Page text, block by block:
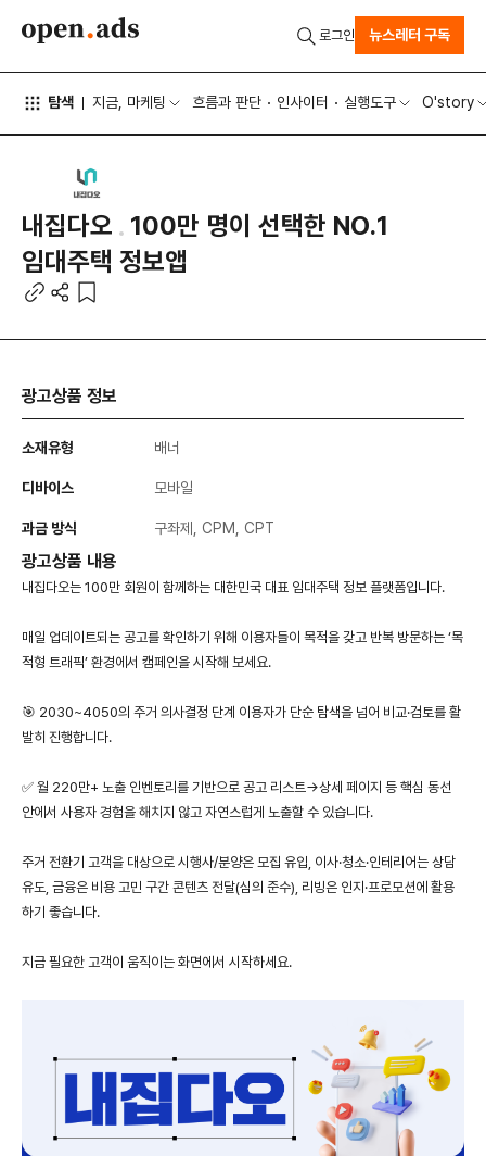
탐색 지금, 마케팅 흐름과 판단 인사이터 실행도구 O'story
로그인 뉴스레터 구독
내집다오
100만 명이 선택한 NO.1
임대주택 정보앱
광고상품 정보
소재유형 배너
디바이스 모바일
과금 방식 구좌제, CPM, CPT
광고상품 내용
내집다오는 100만 회원이 함께하는 대한민국 대표 임대주택 정보 플랫폼입니다.
매일 업데이트되는 공고를 확인하기 위해 이용자들이 목적을 갖고 반복 방문하는 ‘목
적형 트래픽’ 환경에서 캠페인을 시작해 보세요.
🎯 2030~4050의 주거 의사결정 단계 이용자가 단순 탐색을 넘어 비교·검토를 활
발히 진행합니다.
✅ 월 220만+ 노출 인벤토리를 기반으로 공고 리스트→상세 페이지 등 핵심 동선
안에서 사용자 경험을 해치지 않고 자연스럽게 노출할 수 있습니다.
주거 전환기 고객을 대상으로 시행사/분양은 모집 유입, 이사·청소·인테리어는 상담
유도, 금융은 비용 고민 구간 콘텐츠 전달(심의 준수), 리빙은 인지·프로모션에 활용
하기 좋습니다.
지금 필요한 고객이 움직이는 화면에서 시작하세요.